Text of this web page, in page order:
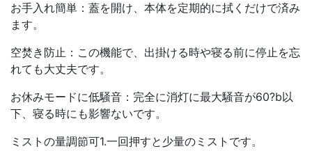
お手入れ簡単：蓋を開け、本体を定期的に拭くだけで済み
ます。
空焚き防止：この機能で、出掛ける時や寝る前に停止を忘
れても大丈夫です。
お休みモードに低騒音：完全に消灯に最大騒音が60?b以
下、寝る時にも影響ないです。
ミストの量調節可1.一回押すと少量のミストです。